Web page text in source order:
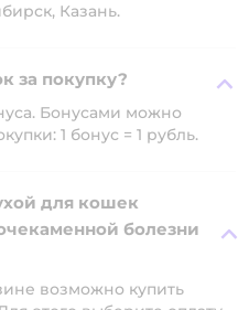
Казань.
за покупку?
Бонусами можно
1 бонус = 1 рубль.
для кошек
болезни
возможно купить